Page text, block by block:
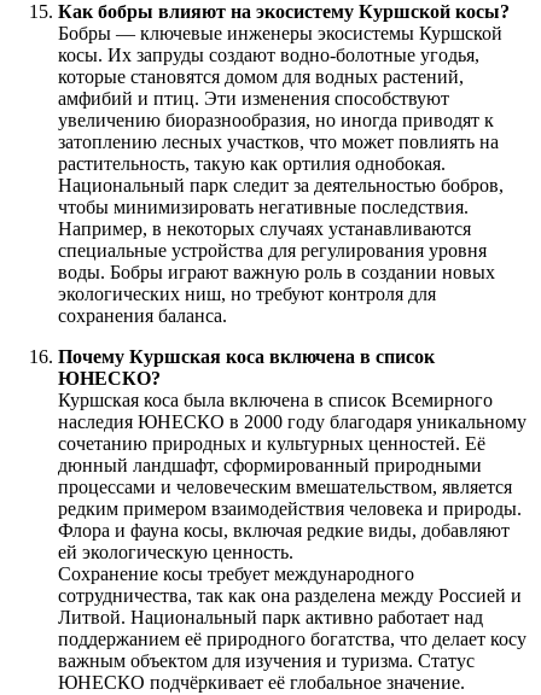
Как бобры влияют на экосистему Куршской косы?
Бобры — ключевые инженеры экосистемы Куршской
косы. Их запруды создают водно-болотные угодья,
которые становятся домом для водных растений,
амфибий и птиц. Эти изменения способствуют
увеличению биоразнообразия, но иногда приводят к
затоплению лесных участков, что может повлиять на
растительность, такую как ортилия однобокая.
Национальный парк следит за деятельностью бобров,
чтобы минимизировать негативные последствия.
Например, в некоторых случаях устанавливаются
специальные устройства для регулирования уровня
воды. Бобры играют важную роль в создании новых
экологических ниш, но требуют контроля для
сохранения баланса.
Почему Куршская коса включена в список
ЮНЕСКО?
Куршская коса была включена в список Всемирного
наследия ЮНЕСКО в 2000 году благодаря уникальному
сочетанию природных и культурных ценностей. Её
дюнный ландшафт, сформированный природными
процессами и человеческим вмешательством, является
редким примером взаимодействия человека и природы.
Флора и фауна косы, включая редкие виды, добавляют
ей экологическую ценность.
Сохранение косы требует международного
сотрудничества, так как она разделена между Россией и
Литвой. Национальный парк активно работает над
поддержанием её природного богатства, что делает косу
важным объектом для изучения и туризма. Статус
ЮНЕСКО подчёркивает её глобальное значение.